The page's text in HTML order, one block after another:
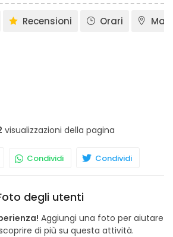
Recensioni Orari
visualizzazioni della pagina
Condividi Condividi
degli utenti
Aggiungi una foto per aiutare
di più su questa attività.